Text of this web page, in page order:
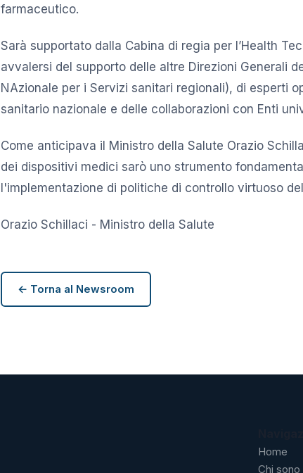
farmaceutico.
Sarà supportato dalla Cabina di regia per l’Health
avvalersi del supporto delle altre Direzioni Generali
NAzionale per i Servizi sanitari regionali), di esperti
sanitario nazionale e delle collaborazioni con Enti
Come anticipava il Ministro della Salute Orazio
dei dispositivi medici sarò uno strumento
l'implementazione di politiche di controllo virtuoso
Orazio Schillaci - Ministro della Salute
← Torna al Newsroom
Home
Chi sono